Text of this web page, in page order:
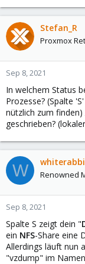
Stefan_R
Proxmox
Sep 8, 2021
In welchem Status
Prozesse? (Spalte
nützlich zum
geschrieben?
W Renowned
Sep 8, 2021
Spalte S zeigt dein "
ein NFS-Share eine
Allerdings läuft nun
"vzdump" im